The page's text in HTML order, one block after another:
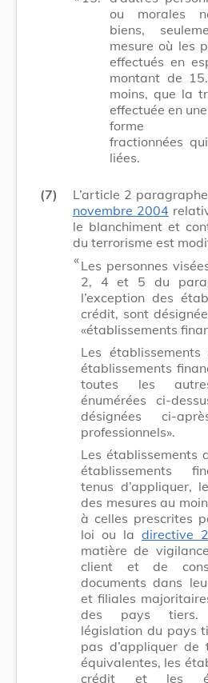
ou morales
biens,
mesure où les
effectués en
montant de
moins, que la
effectuée en
forme
fractionnées
liées.
(7)
L’article 2
novembre 2004
le blanchiment et
du terrorisme est
​ «Les personnes
2, 4 et 5 du
l’exception des
crédit, sont
«établissements
Les
établissements
toutes les
énumérées ci-
désignées ci-
professionnels».
Les établissements
établissements
tenus d’appliquer,
des mesures au
à celles prescrites
loi ou la directive
matière de
client et de
documents dans
et filiales
des pays tiers.
législation du pays
pas d’appliquer de
équivalentes, les
crédit et les